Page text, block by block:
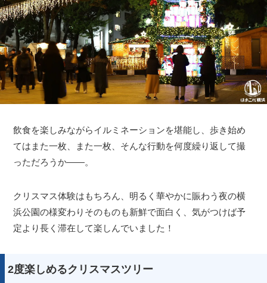
飲食を楽しみながらイルミネーションを堪能し、歩き始め
てはまた一枚、また一枚、そんな行動を何度繰り返して撮
っただろうか――。
クリスマス体験はもちろん、明るく華やかに賑わう夜の横
浜公園の様変わりそのものも新鮮で面白く、気がつけば予
定より長く滞在して楽しんでいました！
2度楽しめるクリスマスツリー